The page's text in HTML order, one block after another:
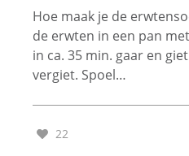
Hoe maak je de
de erwten in een pan
in ca. 35 min. gaar en
vergiet. Spoel…
22